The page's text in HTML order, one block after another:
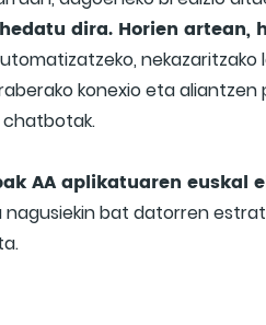
dira. Horien artean,
konexio eta
AA aplikatuaren euskal
nagusiekin bat datorren